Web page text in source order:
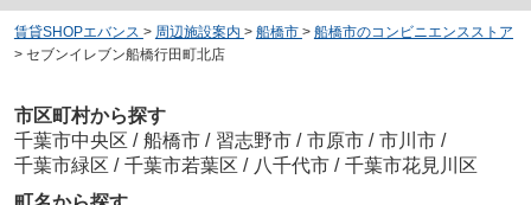
賃貸SHOPエバンス > 周辺施設案内 > 船橋市 > 船橋市のコンビニエンスストア
> セブンイレブン船橋行田町北店
市区町村から探す
千葉市中央区 / 船橋市 / 習志野市 / 市原市 / 市川市 /
千葉市緑区 / 千葉市若葉区 / 八千代市 / 千葉市花見川区